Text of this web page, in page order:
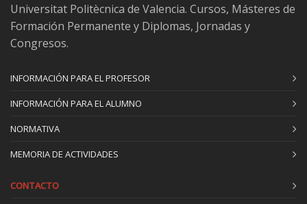
Universitat Politècnica de Valencia. Cursos, Másteres de
Formación Permanente y Diplomas, Jornadas y
Congresos.
INFORMACIÓN PARA EL PROFESOR
INFORMACIÓN PARA EL ALUMNO
NORMATIVA
MEMORIA DE ACTIVIDADES
CONTACTO